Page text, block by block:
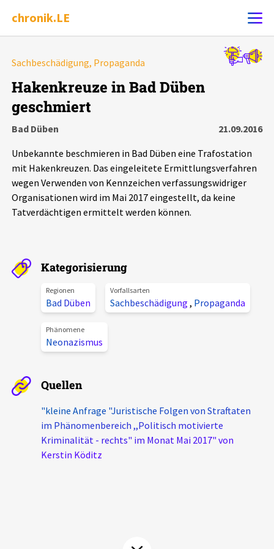
chronik.LE
Ereignis melden
Chronik
Leipziger Zustände
Schlaglichter
Aktuelles
Veranstaltungen
Podcasts
Über uns
Kontakt
Unterstützer_innen
chronik.LE in der Presse
Sachbeschädigung, Propaganda
Hakenkreuze in Bad Düben
geschmiert
Bad Düben
21.09.2016
Unbekannte beschmieren in Bad Düben eine Trafostation
mit Hakenkreuzen. Das eingeleitete Ermittlungsverfahren
wegen Verwenden von Kennzeichen verfassungswidriger
Organisationen wird im Mai 2017 eingestellt, da keine
Tatverdächtigen ermittelt werden können.
Kategorisierung
Regionen
Bad Düben
Vorfallsarten
Sachbeschädigung , Propaganda
Phänomene
Neonazismus
Quellen
"kleine Anfrage "Juristische Folgen von Straftaten
im Phänomenbereich ,,Politisch motivierte
Kriminalität - rechts" im Monat Mai 2017" von
Kerstin Köditz
Alle Ereignisse
Ereignisse
Ereignisse